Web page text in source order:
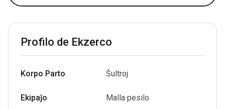
Profilo de Ekzerco
Korpo Parto Ŝultroj
Ekipaĵo Malla pesilo